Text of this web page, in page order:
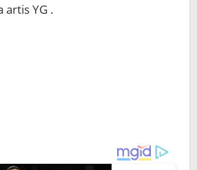
artis YG .